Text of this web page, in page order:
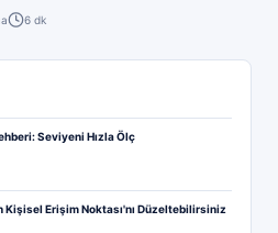
6 dk
Seviyeni Hızla Ölç
Kişisel Erişim Noktası'nı Düzeltebilirsiniz